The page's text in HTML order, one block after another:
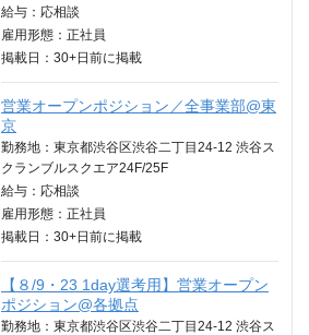
給与： 応相談
雇用形態：正社員
掲載日： 30+日 前に掲載
営業オープンポジション／全事業部@東
京
勤務地：東京都渋谷区渋谷二丁目24-12 渋谷ス
クランブルスクエア24F/25F
給与： 応相談
雇用形態：正社員
掲載日： 30+日 前に掲載
【８/9・23 1day選考用】営業オープン
ポジション@各拠点
勤務地：東京都渋谷区渋谷二丁目24-12 渋谷ス